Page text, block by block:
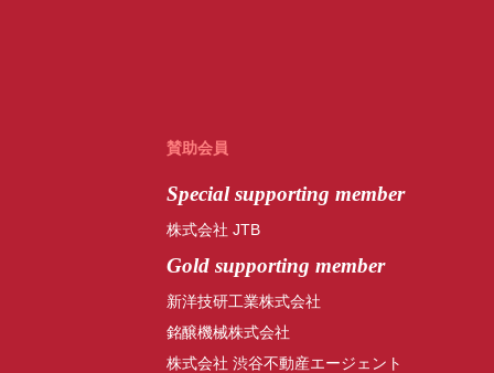
賛助会員
Specialsupporting member
株式会社 JTB
Gold supporting member
新洋技研工業株式会社
銘醸機械株式会社
株式会社 渋谷不動産エージェント